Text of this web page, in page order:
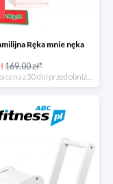
Ręka mnie nęka
169.00 zł*